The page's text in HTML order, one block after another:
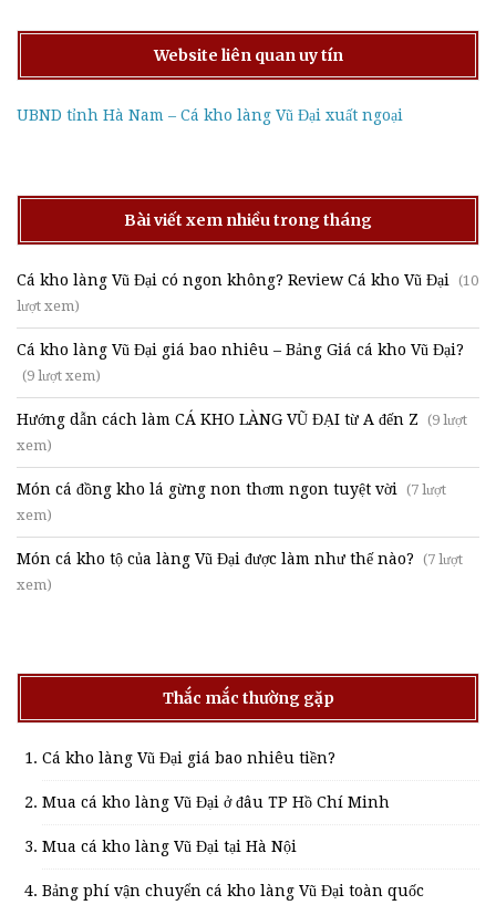
Website liên quan uy tín
UBND tỉnh Hà Nam – Cá kho làng Vũ Đại xuất ngoại
Bài viết xem nhiều trong tháng
Cá kho làng Vũ Đại có ngon không? Review Cá kho Vũ Đại (10
lượt xem)
Cá kho làng Vũ Đại giá bao nhiêu – Bảng Giá cá kho Vũ Đại?
(9 lượt xem)
Hướng dẫn cách làm CÁ KHO LÀNG VŨ ĐẠI từ A đến Z (9 lượt
xem)
Món cá đồng kho lá gừng non thơm ngon tuyệt vời (7 lượt
xem)
Món cá kho tộ của làng Vũ Đại được làm như thế nào? (7 lượt
xem)
Thắc mắc thường gặp
Cá kho làng Vũ Đại giá bao nhiêu tiền?
Mua cá kho làng Vũ Đại ở đâu TP Hồ Chí Minh
Mua cá kho làng Vũ Đại tại Hà Nội
Bảng phí vận chuyển cá kho làng Vũ Đại toàn quốc